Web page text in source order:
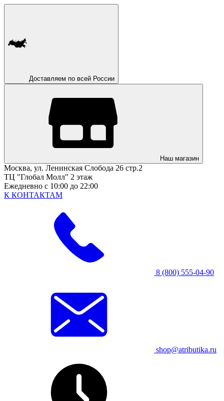
Доставляем по всей России
Наш магазин
Москва, ул. Ленинская Слобода 26 стр.2
ТЦ "Глобал Молл" 2 этаж
Ежедневно с 10:00 до 22:00
К КОНТАКТАМ
8 (800) 555-04-90
shop@atributika.ru